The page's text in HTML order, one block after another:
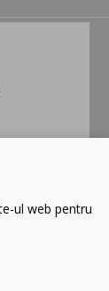
ul web pentru